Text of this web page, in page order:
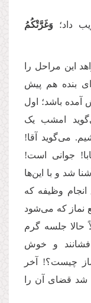
داد؛ وَغَرَّتْكُمُ
این مراحل را
بنده هم پیش
آمده باشد؛ اول
امشب یک
می‌گوید آقا!
جوانی است!
شد و با این‌ها
وظیفه که
نماز که می‌شود
حالا جلسه گرم
و خوش
چیست؟! آخر
قضای آن را